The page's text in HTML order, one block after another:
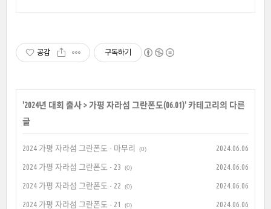
공감 구독하기
'2024년 대회 출사>가평 자라섬 그란폰도(06.01)' 카테고리의 다른
글
2024 가평 자라섬 그란폰도 - 마무리 (0) 2024.06.06
2024 가평 자라섬 그란폰도 - 23 (0) 2024.06.06
2024 가평 자라섬 그란폰도 - 22 (0) 2024.06.06
2024 가평 자라섬 그란폰도 - 21 (0) 2024.06.06